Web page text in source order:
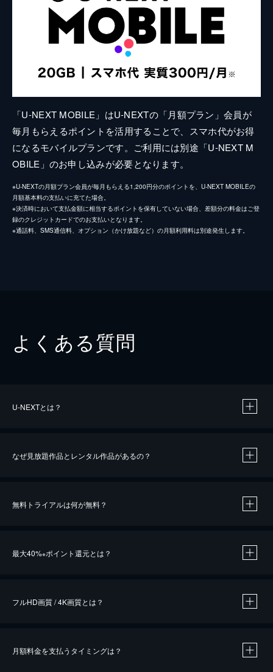
「U-NEXT MOBILE」はU-NEXTの「月額プラン」会員が
毎月もらえるポイントを活用することで、スマホ代がお得
になるモバイルプランです。ご利用には別途「U-NEXT M
OBILE」のお申し込みが必要となります。
※U-NEXTの月額プラン会員が毎月もらえる1,200円分のポイントを、U-NEXT MOBILEの
月額基本料の支払いに充てた場合。
※決済時において支払金額に相当するポイントを保有していない場合、差額分の料金はご登
録のクレジットカードでのお支払いとなります。
※通話料、SMS通信料、オプション（かけ放題など）の月額利用料は別途発生します。
よくある質問
U-NEXTとは？
なぜ見放題作品とレンタル作品があるの？
無料トライアルは何が無料？
最大40%※ポイント還元とは？
※40％ポイント還元の対象は、クレジットカード決済による作品の購入 / レンタルです。
フルHD画質 / 4K画質とは？
月額料金を支払うタイミングは？